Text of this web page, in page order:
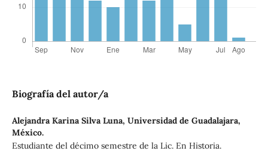
Biografía del autor/a
Alejandra Karina Silva Luna, Universidad de Guadalajara,
México.
Estudiante del décimo semestre de la Lic. En Historia.